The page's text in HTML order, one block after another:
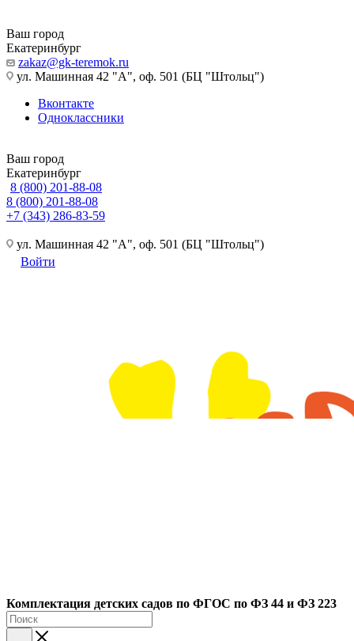
Ваш город
Екатеринбург
zakaz@gk-teremok.ru
ул. Машинная 42 "А", оф. 501 (БЦ "Штольц")
Вконтакте
Одноклассники
Ваш город
Екатеринбург
8 (800) 201-88-08
8 (800) 201-88-08
+7 (343) 286-83-59
ул. Машинная 42 "А", оф. 501 (БЦ "Штольц")
Войти
Комплектация детских садов по ФГОC по ФЗ 44 и ФЗ 223